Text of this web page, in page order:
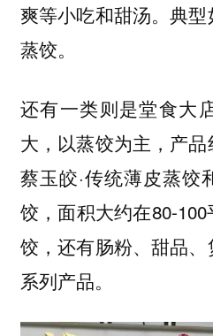
爽等小吃和甜汤。典
蒸饺。
还有一类则是堂食大
大，以蒸饺为主，产
蔡玉皎·传统薄皮蒸饺
饺，面积大约在80-
饺，还有肠粉、甜品
系列产品。